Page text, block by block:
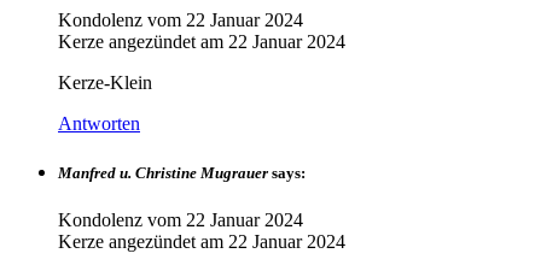
Kondolenz vom 22 Januar 2024
Kerze angezündet am 22 Januar 2024
Kerze-Klein
Antworten
Manfred u. Christine Mugrauer says:
Kondolenz vom 22 Januar 2024
Kerze angezündet am 22 Januar 2024